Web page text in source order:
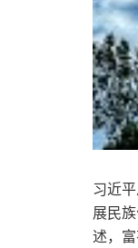
习近
展民
述，